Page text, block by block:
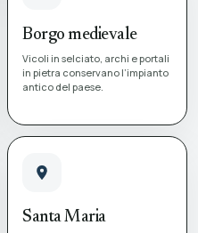
Borgo medievale
Vicoli in selciato, archi e portali
in pietra conservano l’impianto
antico del paese.
Santa Maria